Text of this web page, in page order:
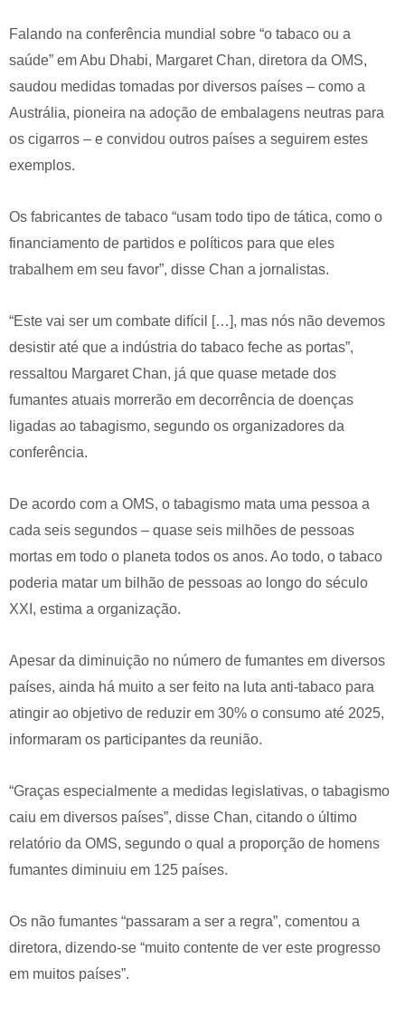
Falando na conferência mundial sobre “o tabaco ou a
saúde” em Abu Dhabi, Margaret Chan, diretora da OMS,
saudou medidas tomadas por diversos países – como a
Austrália, pioneira na adoção de embalagens neutras para
os cigarros – e convidou outros países a seguirem estes
exemplos.
Os fabricantes de tabaco “usam todo tipo de tática, como o
financiamento de partidos e políticos para que eles
trabalhem em seu favor”, disse Chan a jornalistas.
“Este vai ser um combate difícil […], mas nós não devemos
desistir até que a indústria do tabaco feche as portas”,
ressaltou Margaret Chan, já que quase metade dos
fumantes atuais morrerão em decorrência de doenças
ligadas ao tabagismo, segundo os organizadores da
conferência.
De acordo com a OMS, o tabagismo mata uma pessoa a
cada seis segundos – quase seis milhões de pessoas
mortas em todo o planeta todos os anos. Ao todo, o tabaco
poderia matar um bilhão de pessoas ao longo do século
XXI, estima a organização.
Apesar da diminuição no número de fumantes em diversos
países, ainda há muito a ser feito na luta anti-tabaco para
atingir ao objetivo de reduzir em 30% o consumo até 2025,
informaram os participantes da reunião.
“Graças especialmente a medidas legislativas, o tabagismo
caiu em diversos países”, disse Chan, citando o último
relatório da OMS, segundo o qual a proporção de homens
fumantes diminuiu em 125 países.
Os não fumantes “passaram a ser a regra”, comentou a
diretora, dizendo-se “muito contente de ver este progresso
em muitos países”.